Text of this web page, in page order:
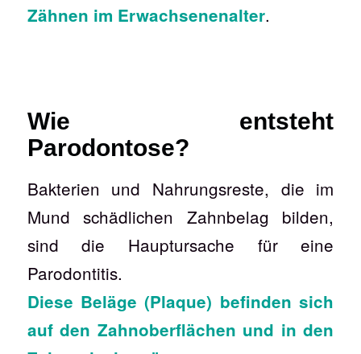
Zähnen im Erwachsenenalter.
Wie entsteht
Parodontose?
Bakterien und Nahrungsreste, die im
Mund schädlichen Zahnbelag bilden,
sind die Hauptursache für eine
Parodontitis.
Diese Beläge (Plaque) befinden sich
auf den Zahnoberflächen und in den